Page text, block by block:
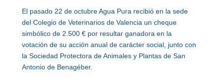
El pasado 22 de octubre Agua Pura recibió en la sede
del Colegio de Veterinarios de Valencia un cheque
simbólico de 2.500 € por resultar ganadora en la
votación de su acción anual de carácter social, junto con
la Sociedad Protectora de Animales y Plantas de San
Antonio de Benagéber.